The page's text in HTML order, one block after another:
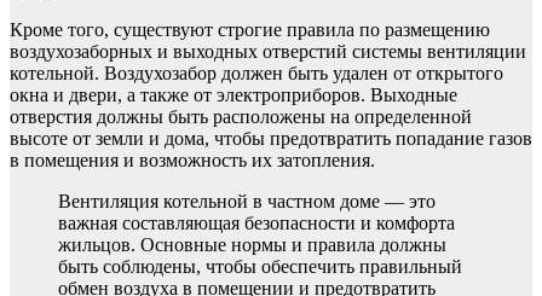
Кроме того, существуют строгие правила по размещению
воздухозаборных и выходных отверстий системы вентиляции
котельной. Воздухозабор должен быть удален от открытого
окна и двери, а также от электроприборов. Выходные
отверстия должны быть расположены на определенной
высоте от земли и дома, чтобы предотвратить попадание газов
в помещения и возможность их затопления.
Вентиляция котельной в частном доме — это
важная составляющая безопасности и комфорта
жильцов. Основные нормы и правила должны
быть соблюдены, чтобы обеспечить правильный
обмен воздуха в помещении и предотвратить